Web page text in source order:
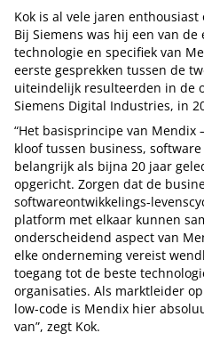
Kok is al vele jaren
Bij Siemens was hij een van
technologie en specifiek van
eerste gesprekken tussen de
uiteindelijk resulteerden in de
Siemens Digital Industries, in
“Het basisprincipe van Mendix
kloof tussen business,
belangrijk als bijna 20 jaar
opgericht. Zorgen dat de
softwareontwikkelings-
platform met elkaar kunnen
onderscheidend aspect van
elke onderneming vereist
toegang tot de beste
organisaties. Als marktleider
low-code is Mendix hier
van”, zegt Kok.